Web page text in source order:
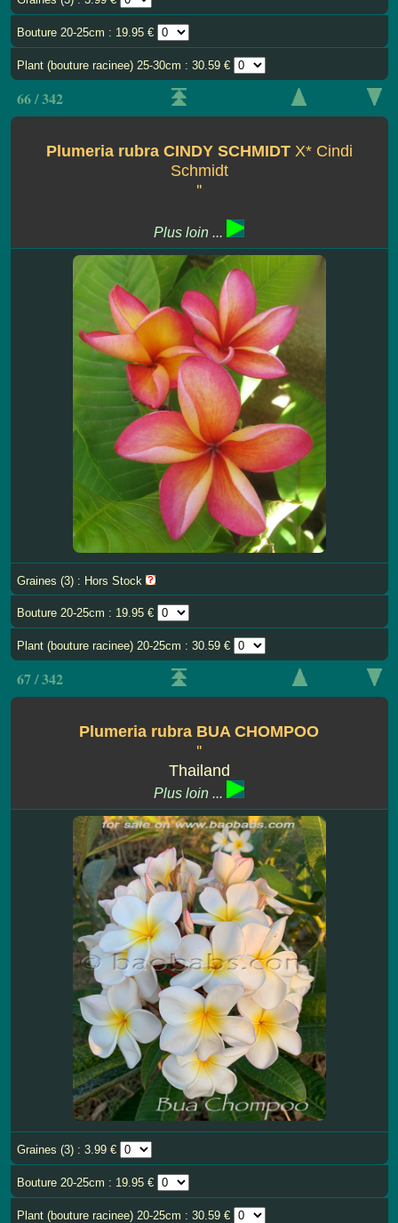
Bouture 20-25cm : 19.95 €
Plant (bouture racinee) 25-30cm : 30.59 €
66 / 342
Plumeria rubra CINDY SCHMIDT X* Cindi
Schmidt
''
Plus loin ...
Graines (3) : Hors Stock
Bouture 20-25cm : 19.95 €
Plant (bouture racinee) 20-25cm : 30.59 €
67 / 342
Plumeria rubra BUA CHOMPOO
''
Thailand
Plus loin ...
Graines (3) : 3.99 €
Bouture 20-25cm : 19.95 €
Plant (bouture racinee) 20-25cm : 30.59 €